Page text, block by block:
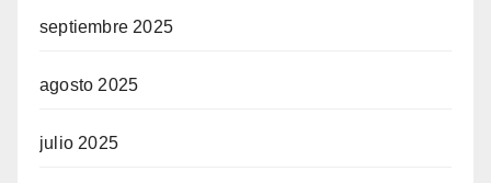
septiembre 2025
agosto 2025
julio 2025